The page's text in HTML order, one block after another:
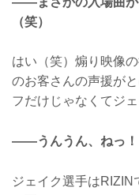
（笑）
はい（笑）煽り映像
のお客さんの声援が
フだけじゃなくてジェ
――うんうん、ねっ！
ジェイク選手は